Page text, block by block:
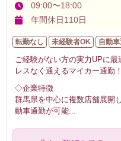
09:00〜18:00
年間休日110日
転勤なし 未経験者OK 自動
ご経験がない方の実力UPに
レスなく通えるマイカー通勤
◇企業特徴
群馬県を中心に複数店舗展開
動車通勤が可能...